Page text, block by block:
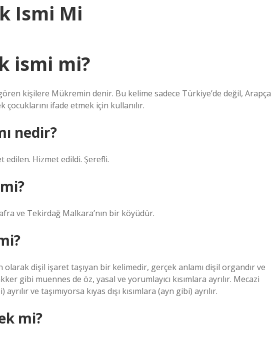
Ismi Mi
ismi mi?
kişilere Mükremin denir. Bu kelime sadece Türkiye’de değil, Arapça
ifade etmek için kullanılır.
nedir?
edilen. Hizmet edildi. Şerefli.
ve Tekirdağ Malkara’nın bir köyüdür.
olarak dişil işaret taşıyan bir kelimedir, gerçek anlamı dişil organdır ve
gibi muennes de öz, yasal ve yorumlayıcı kısımlara ayrılır. Mecazi
ve taşımıyorsa kıyas dışı kısımlara (ayn gibi) ayrılır.
mi?